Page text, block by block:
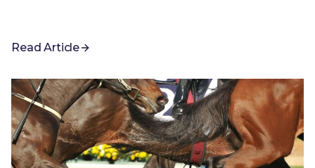
Read Article